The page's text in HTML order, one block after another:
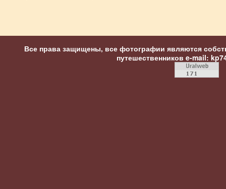
Все права защищены, все фотографии являются
путешественников e-mail: